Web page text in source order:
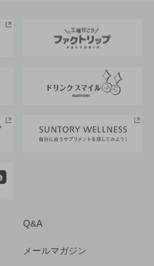
阪
ステナビリティ経営
Q&A
メールマガジン